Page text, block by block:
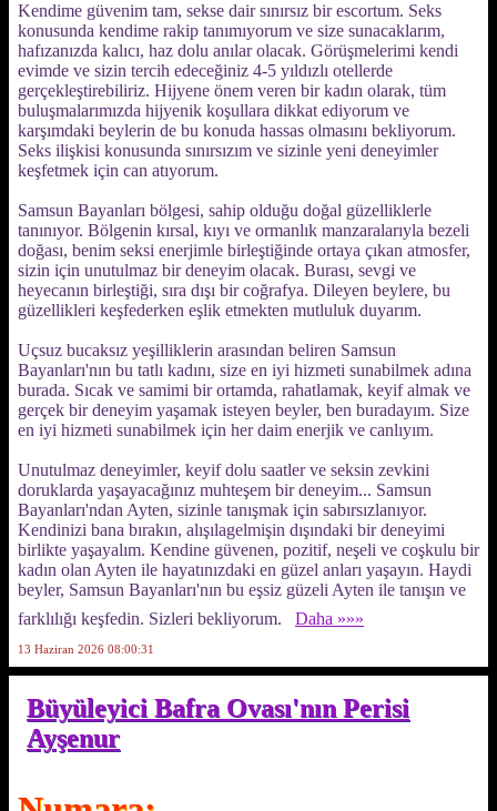
Kendime güvenim tam, sekse dair sınırsız bir escortum. Seks
konusunda kendime rakip tanımıyorum ve size sunacaklarım,
hafızanızda kalıcı, haz dolu anılar olacak. Görüşmelerimi kendi
evimde ve sizin tercih edeceğiniz 4-5 yıldızlı otellerde
gerçekleştirebiliriz. Hijyene önem veren bir kadın olarak, tüm
buluşmalarımızda hijyenik koşullara dikkat ediyorum ve
karşımdaki beylerin de bu konuda hassas olmasını bekliyorum.
Seks ilişkisi konusunda sınırsızım ve sizinle yeni deneyimler
keşfetmek için can atıyorum.
Samsun Bayanları bölgesi, sahip olduğu doğal güzelliklerle
tanınıyor. Bölgenin kırsal, kıyı ve ormanlık manzaralarıyla bezeli
doğası, benim seksi enerjimle birleştiğinde ortaya çıkan atmosfer,
sizin için unutulmaz bir deneyim olacak. Burası, sevgi ve
heyecanın birleştiği, sıra dışı bir coğrafya. Dileyen beylere, bu
güzellikleri keşfederken eşlik etmekten mutluluk duyarım.
Uçsuz bucaksız yeşilliklerin arasından beliren Samsun
Bayanları'nın bu tatlı kadını, size en iyi hizmeti sunabilmek adına
burada. Sıcak ve samimi bir ortamda, rahatlamak, keyif almak ve
gerçek bir deneyim yaşamak isteyen beyler, ben buradayım. Size
en iyi hizmeti sunabilmek için her daim enerjik ve canlıyım.
Unutulmaz deneyimler, keyif dolu saatler ve seksin zevkini
doruklarda yaşayacağınız muhteşem bir deneyim... Samsun
Bayanları'ndan Ayten, sizinle tanışmak için sabırsızlanıyor.
Kendinizi bana bırakın, alışılagelmişin dışındaki bir deneyimi
birlikte yaşayalım. Kendine güvenen, pozitif, neşeli ve coşkulu bir
kadın olan Ayten ile hayatınızdaki en güzel anları yaşayın. Haydi
beyler, Samsun Bayanları'nın bu eşsiz güzeli Ayten ile tanışın ve
farklılığı keşfedin. Sizleri bekliyorum.
Daha »»»
13 Haziran 2026 08:00:31
Büyüleyici Bafra Ovası'nın Perisi
Ayşenur